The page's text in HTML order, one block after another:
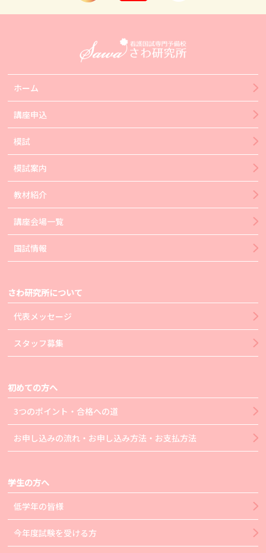
ホーム
講座申込
模試
模試案内
教材紹介
講座会場一覧
国試情報
さわ研究所について
代表メッセージ
スタッフ募集
初めての方へ
3つのポイント・合格への道
お申し込みの流れ・お申し込み方法・お支払方法
学生の方へ
低学年の皆様
今年度試験を受ける方